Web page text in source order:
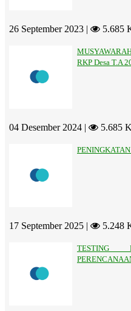
26 September 2023 | 5.685
RKP Desa T.A
04 Desember 2024 | 5.685
17 September 2025 | 5.248
TESTING